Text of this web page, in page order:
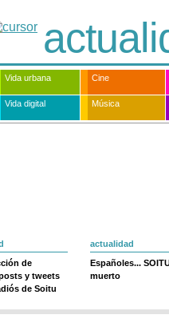
Vida urbana Cine
Vida digital Música
de
y tweets
de Soitu
actualidad
Españoles...
muerto